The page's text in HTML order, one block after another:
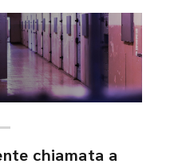
chiamata a